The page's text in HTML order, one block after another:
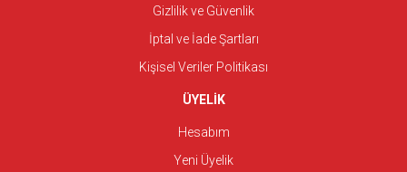
Gizlilik ve Güvenlik
İptal ve İade Şartları
Kişisel Veriler Politikası
ÜYELİK
Hesabım
Yeni Üyelik